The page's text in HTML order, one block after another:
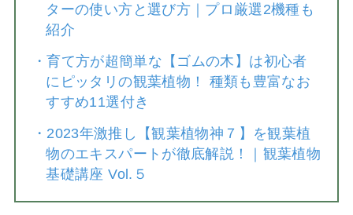
ターの使い方と選び方｜プロ厳選2機種も
紹介
・育て方が超簡単な【ゴムの木】は初心者
にピッタリの観葉植物！ 種類も豊富なお
すすめ11選付き
・ 2023年激推し【観葉植物神７】を観葉植
物のエキスパートが徹底解説！｜観葉植物
基礎講座 Vol.５